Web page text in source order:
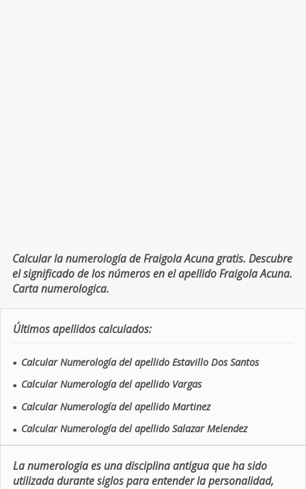
Calcular la numerología de Fraigola Acuna gratis. Descubre
el significado de los números en el apellido Fraigola Acuna.
Carta numerologica.
Últimos apellidos calculados:
■ Calcular Numerología del apellido Estavillo Dos Santos
■ Calcular Numerología del apellido Vargas
■ Calcular Numerología del apellido Martinez
■ Calcular Numerología del apellido Salazar Melendez
La numerologia es una disciplina antigua que ha sido
utilizada durante siglos para entender la personalidad,